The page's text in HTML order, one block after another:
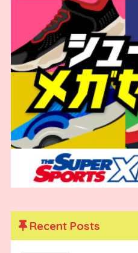
Recent Posts